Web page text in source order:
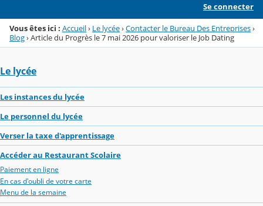
Se connecter
Vous êtes ici : Accueil› Le lycée›Contacter le Bureau Des Entreprises›
Blog›Article du Progrès le 7 mai 2026 pour valoriser le Job Dating
Le lycée
Les instances du lycée
Le personnel du lycée
Verser la taxe d'apprentissage
Accéder au Restaurant Scolaire
Paiement en ligne
En cas d'oubli de votre carte
Menu de la semaine